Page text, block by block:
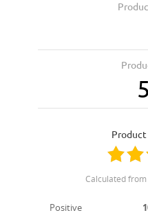
5
calculated
Positive